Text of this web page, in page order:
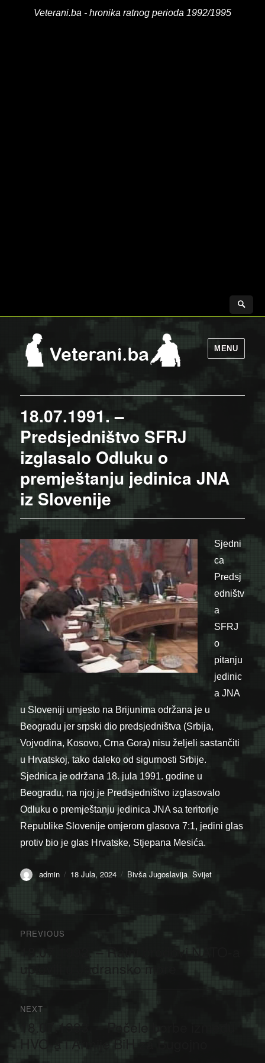
Veterani.ba - hronika ratnog perioda 1992/1995
MENU
18.07.1991. –
Predsjedništvo SFRJ
izglasalo Odluku o
premještanju jedinica JNA
iz Slovenije
Sjedni
ca
Predsj
edništv
a
SFRJ
o
pitanju
jedinic
a JNA
u Sloveniji umjesto na Brijunima održana je u
Beogradu jer srpski dio predsjedništva (Srbija,
Vojvodina, Kosovo, Crna Gora) nisu željeli sastančiti
u Hrvatskoj, tako daleko od sigurnosti Srbije.
Sjednica je održana 18. jula 1991. godine u
Beogradu, na njoj je Predsjedništvo izglasovalo
Odluku o premještanju jedinica JNA sa teritorije
Republike Slovenije omjerom glasova 7:1, jedini glas
protiv bio je glas Hrvatske, Stjepana Mesića.
Author
admin
Posted
18 Jula, 2024 Categories
Bivša Jugoslavija,Svijet
Navigacija
članaka
PREVIOUS
post:
18.07.1992. – Ratni brodovi NATO-a
uplovili u Jadransko more
NEXT
Next18.07.1993. – Počele borbe između
HVO-a i Armije BiH za Bugojno